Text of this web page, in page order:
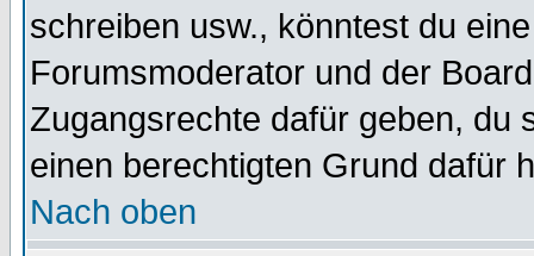
schreiben usw., könntest du
Forumsmoderator und der
Zugangsrechte dafür geben, du
einen berechtigten Grund dafür
Nach oben